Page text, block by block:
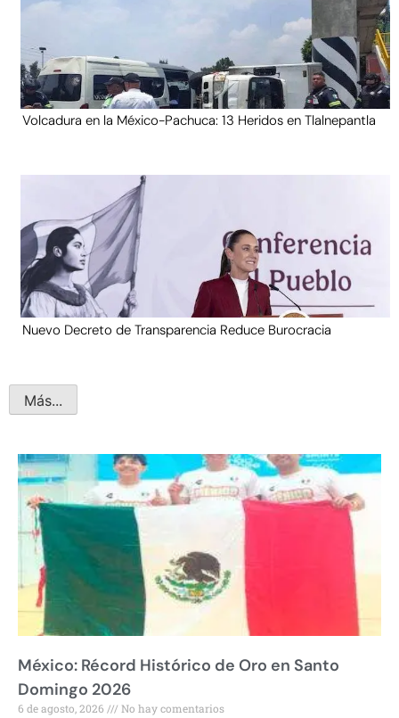
Volcadura en la México-Pachuca: 13 Heridos en Tlalnepantla
Nuevo Decreto de Transparencia Reduce Burocracia
Más...
México: Récord Histórico de Oro en Santo
Domingo 2026
6 de agosto, 2026 No hay comentarios